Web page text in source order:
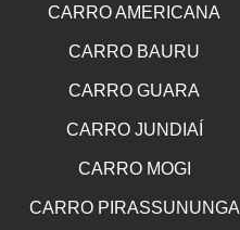
CARRO AMERICANA
CARRO BAURU
CARRO GUARA
CARRO JUNDIAÍ
CARRO MOGI
CARRO PIRASSUNUNGA